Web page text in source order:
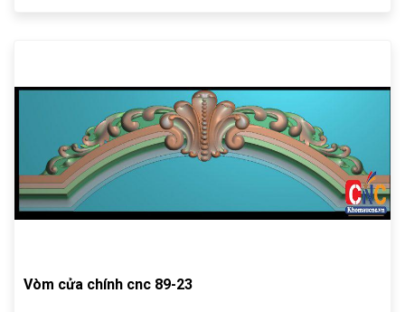
Vòm cửa chính cnc 89-23